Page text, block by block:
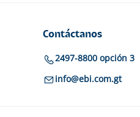
Contáctanos
2497-8800 opción 3
info@ebi.com.gt